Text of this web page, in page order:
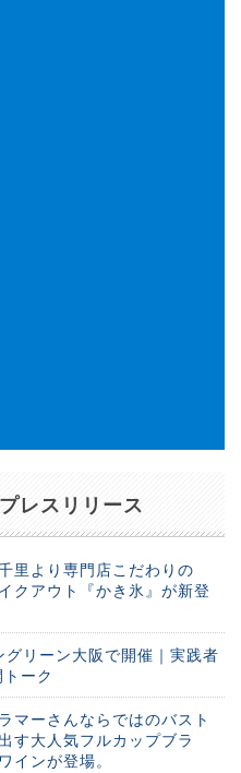
レスリリース
里より専門店こだわりの
クアウト『かき氷』が新登
グリーン大阪で開催｜実践者
ーク
マーさんならではのバスト
す大人気フルカップブラ
インが登場。